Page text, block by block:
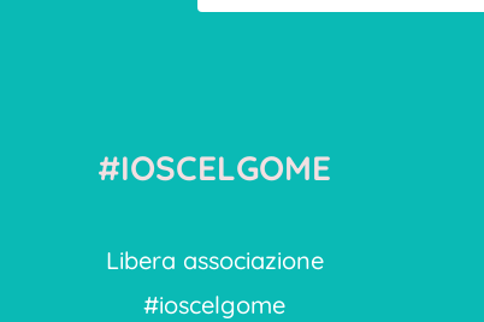
#IOSCELGOME
Libera associazione
#ioscelgome